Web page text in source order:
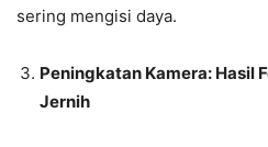
sering mengisi daya.
Peningkatan Kamera: Hasil
Jernih